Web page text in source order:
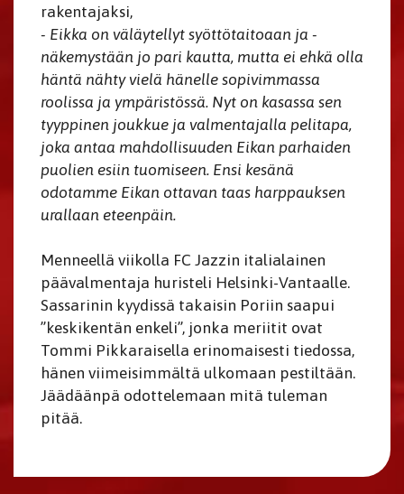
rakentajaksi,
- Eikka on väläytellyt syöttötaitoaan ja -
näkemystään jo pari kautta, mutta ei ehkä olla
häntä nähty vielä hänelle sopivimmassa
roolissa ja ympäristössä. Nyt on kasassa sen
tyyppinen joukkue ja valmentajalla pelitapa,
joka antaa mahdollisuuden Eikan parhaiden
puolien esiin tuomiseen. Ensi kesänä
odotamme Eikan ottavan taas harppauksen
urallaan eteenpäin.
​​​​​​​Menneellä viikolla FC Jazzin italialainen
päävalmentaja huristeli Helsinki-Vantaalle.
Sassarinin kyydissä takaisin Poriin saapui
”keskikentän enkeli”, jonka meriitit ovat
Tommi Pikkaraisella erinomaisesti tiedossa,
hänen viimeisimmältä ulkomaan pestiltään.
Jäädäänpä odottelemaan mitä tuleman
pitää.